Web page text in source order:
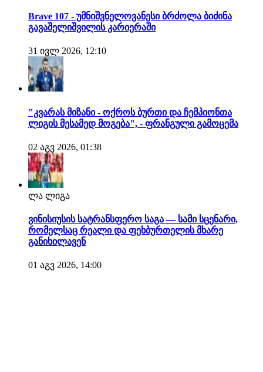
Brave 107 - უმნიშვნელოვანესი ბრძოლა ბიძინა
გავაშელიშვილის კარიერაში
31 ივლ 2026, 12:10
"კვარას მიზანი - ოქროს ბურთი და ჩემპიონთა
ლიგის მესამედ მოგება", - ფრანგული გამოცემა
02 აგვ 2026, 01:38
ლა ლიგა
ვინისიუსის სატრანსფერო საგა — სამი სცენარი,
რომელსაც რეალი და ფეხბურთელის მხარე
განიხილავენ
01 აგვ 2026, 14:00